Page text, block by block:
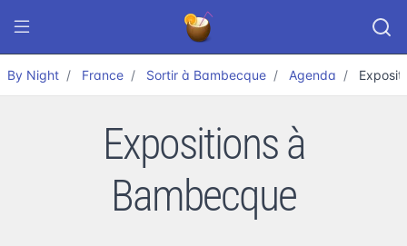
By Night France Sortir à Bambecque Agenda
Expositions à
Bambecque